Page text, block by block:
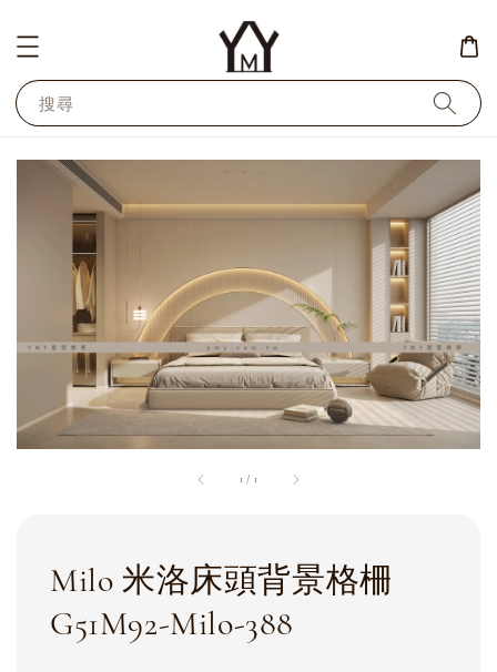
搜尋
1 / 1
Milo 米洛床頭背景格柵
G51M92-Milo-388